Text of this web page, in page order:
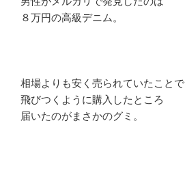
８万円の高級デニム。
相場よりも安く売られていたことで
飛びつくように購入したところ
届いたのがまさかのグミ。